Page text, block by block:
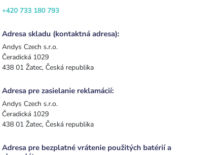
+420 733 180 793
Adresa skladu (kontaktná adresa):
Andys Czech s.r.o.
Čeradická 1029
438 01 Žatec, Česká republika
Adresa pre zasielanie reklamácií:
Andys Czech s.r.o.
Čeradická 1029
438 01 Žatec, Česká republika
Adresa pre bezplatné vrátenie použitých batérií a